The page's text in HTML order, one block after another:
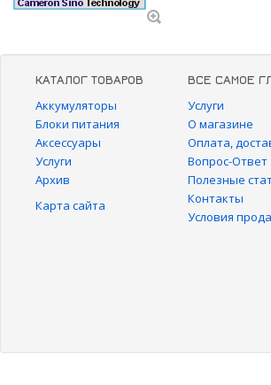
КАТАЛОГ ТОВАРОВ
Аккумуляторы
Блоки питания
Аксессуары
Услуги
Архив
Карта сайта
ВСЕ САМОЕ
Услуги
О магазине
Оплата,
Вопрос-Ответ
Полезные
Контакты
Условия